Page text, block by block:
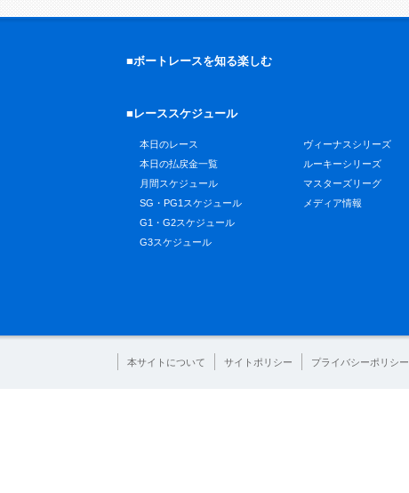
■ボートレースを知る楽しむ
■レーススケジュール
本日のレース
本日の払戻金一覧
月間スケジュール
SG・PG1スケジュール
G1・G2スケジュール
G3スケジュール
ヴィーナスシリーズ
ルーキーシリーズ
マスターズリーグ
メディア情報
本サイトについて サイトポリシー プライバシーポリシー